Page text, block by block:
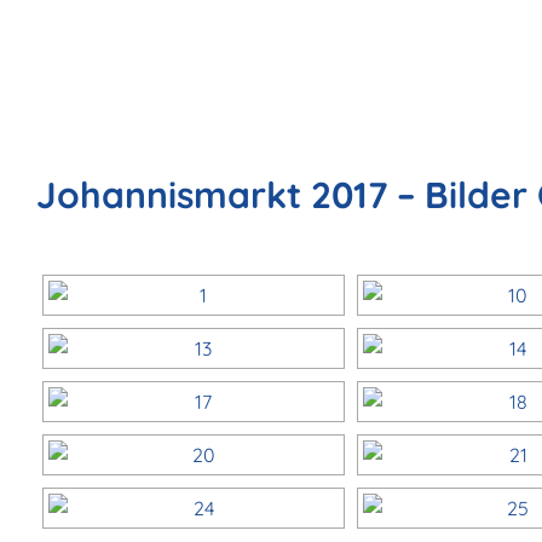
Johannismarkt 2017 –